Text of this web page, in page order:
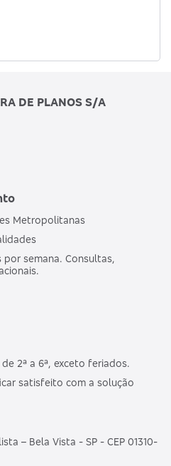
DE PLANOS S/A
Metropolitanas
semana. Consultas,
2ª a 6ª, exceto feriados.
satisfeito com a solução
– Bela Vista - SP - CEP 01310-